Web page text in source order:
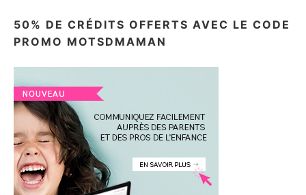
50% DE CRÉDITS OFFERTS AVEC LE CODE
PROMO MOTSDMAMAN